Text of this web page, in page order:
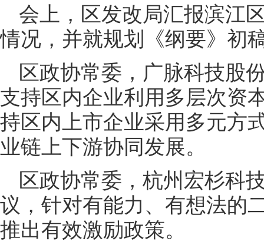
会上，区发改局汇报滨江
情况，并就规划《纲要》初
区政协常委，广脉科技股
支持区内企业利用多层次资
持区内上市企业采用多元方
业链上下游协同发展。
区政协常委，杭州宏杉科
议，针对有能力、有想法的
推出有效激励政策。